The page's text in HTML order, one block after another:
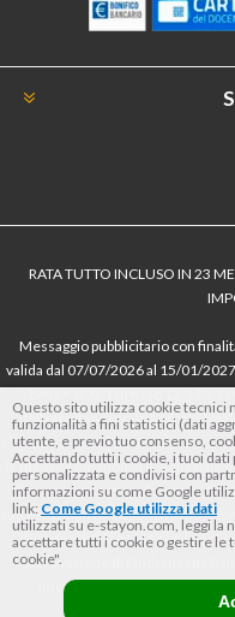
RATA TUTTO INCLUSO IN 23
Messaggio pubblicitario con
valida dal 07/07/2026 al 15/01/
dell’offerta azzerati. Importo
Consumatore € 920. Decorrenza
le tue spese in modo responsabile
Findomestic ti ricorda, prima di
tutte le condizioni economiche e
Europee di Base sul Credito ai
approvazione di Findomestic
intermediario del credito per
Questo sito utilizza cookie tecnici
funzionalità a fini statistici (dati
utente, e previo tuo consenso,
Accettando tutti i cookie, i tuoi
personalizzata e condivisi con
informazioni su come Google
link: Come Google utilizza i dati
utilizzati su e-stayon.com, leggi la
accettare tutti i cookie o gestire le
cookie".